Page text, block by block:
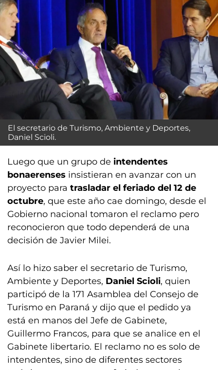
El secretario de Turismo, Ambiente y Deportes,
Daniel Scioli.
Luego que un grupo de intendentes
bonaerenses insistieran en avanzar con un
proyecto para trasladar el feriado del 12 de
octubre, que este año cae domingo, desde el
Gobierno nacional tomaron el reclamo pero
reconocieron que todo dependerá de una
decisión de Javier Milei.
Así lo hizo saber el secretario de Turismo,
Ambiente y Deportes, Daniel Scioli, quien
participó de la 171 Asamblea del Consejo de
Turismo en Paraná y dijo que el pedido ya
está en manos del Jefe de Gabinete,
Guillermo Francos, para que se analice en el
Gabinete libertario. El reclamo no es solo de
intendentes, sino de diferentes sectores